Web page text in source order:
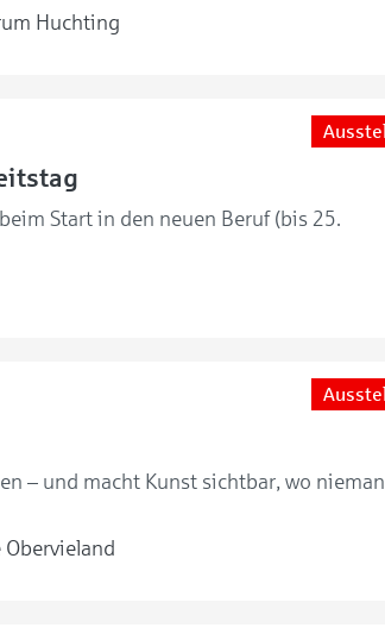
Huchting
Start in den neuen Beruf (bis 25.
– und macht Kunst sichtbar, wo